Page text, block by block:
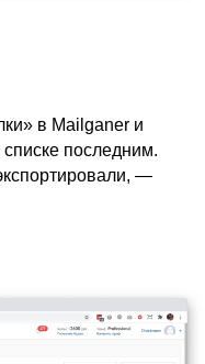
в Mailganer и
списке последним.
—